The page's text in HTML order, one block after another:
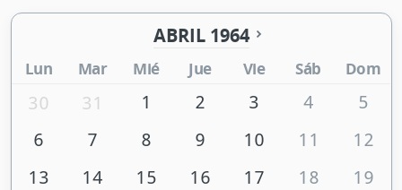
ABRIL 1964
Lun Mar Mié Jue Vie Sáb Dom
30 31 1 2 3 4
5
6
7 8 9 10 11
12
13
14 15 16 17 18
19